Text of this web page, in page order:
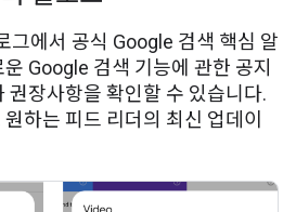
그에서 공식 Google 검색 핵심 알
Google 검색 기능에 관한 공지
권장사항을 확인할 수 있습니다.
원하는 피드 리더의 최신 업데이